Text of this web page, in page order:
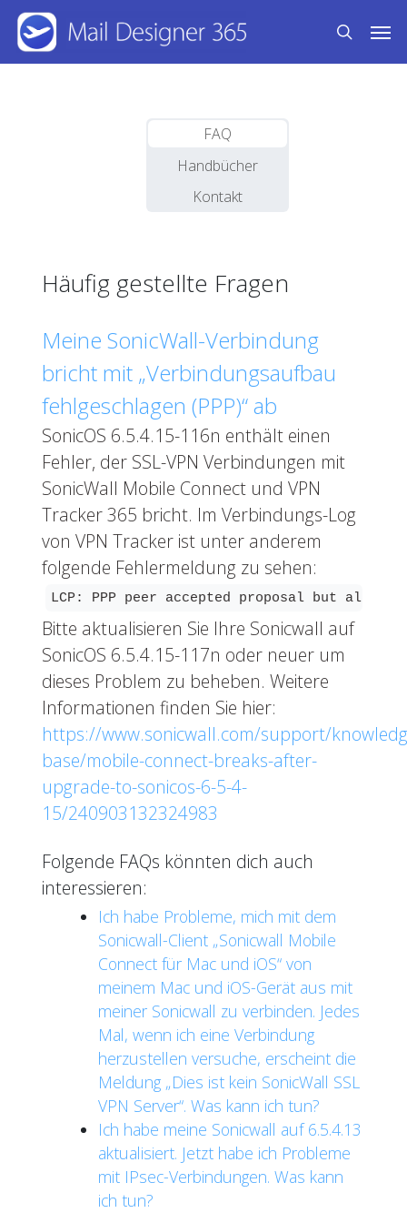
Skip
main
search
FAQ
Handbücher
Kontakt
Häufig gestellte Fragen
Meine SonicWall-Verbindung
bricht mit „Verbindungsaufbau
fehlgeschlagen (PPP)“ ab
SonicOS 6.5.4.15-116n enthält einen
Fehler, der SSL-VPN Verbindungen mit
SonicWall Mobile Connect und VPN
Tracker 365 bricht. Im Verbindungs-Log
von VPN Tracker ist unter anderem
folgende Fehlermeldung zu sehen:
LCP: PPP peer accepted proposal but
Bitte aktualisieren Sie Ihre Sonicwall auf
SonicOS 6.5.4.15-117n oder neuer um
dieses Problem zu beheben. Weitere
Informationen finden Sie hier:
https://www.sonicwall.com/support/
base/mobile-connect-breaks-after-
upgrade-to-sonicos-6-5-4-
15/240903132324983
Folgende FAQs könnten dich auch
interessieren:
Ich habe Probleme, mich mit dem
Sonicwall-Client „Sonicwall Mobile
Connect für Mac und iOS“ von
meinem Mac und iOS-Gerät aus mit
meiner Sonicwall zu verbinden. Jedes
Mal, wenn ich eine Verbindung
herzustellen versuche, erscheint die
Meldung „Dies ist kein SonicWall SSL
VPN Server“. Was kann ich tun?
Ich habe meine Sonicwall auf 6.5.4.13
aktualisiert. Jetzt habe ich Probleme
mit IPsec-Verbindungen. Was kann
ich tun?